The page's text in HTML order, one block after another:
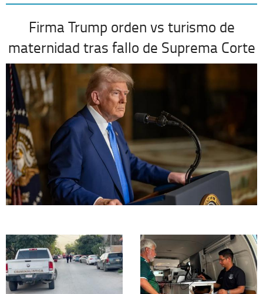
Firma Trump orden vs turismo de
maternidad tras fallo de Suprema Corte